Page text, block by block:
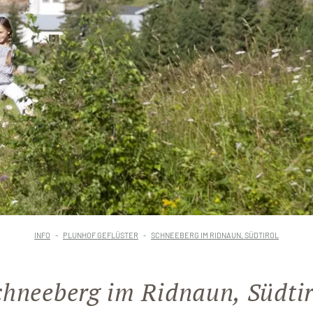
INFO PLUNHOF GEFLÜSTER SCHNEEBERG IM RIDNAUN, SÜDTIROL
im Ridnaun,